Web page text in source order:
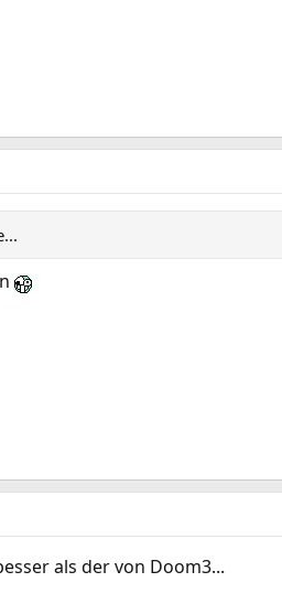
als der von Doom3...